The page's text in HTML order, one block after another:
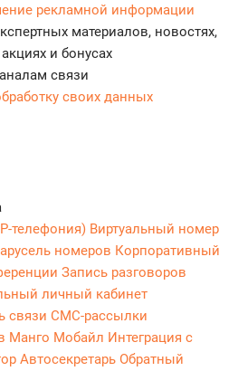
рекламной информации
материалов, новостях,
и бонусах
связи
своих данных
телефония) Виртуальный номер
номеров Корпоративный
Запись разговоров
личный кабинет
связи СМС-рассылки
Манго Мобайл Интеграция с
Автосекретарь Обратный